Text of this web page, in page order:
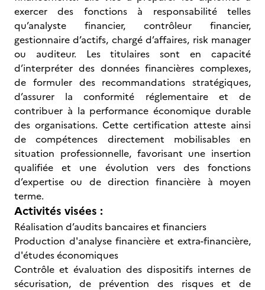
exercer des fonctions à responsabilité telles
qu’analyste financier, contrôleur financier,
gestionnaire d’actifs, chargé d’affaires, risk manager
ou auditeur. Les titulaires sont en capacité
d’interpréter des données financières complexes,
de formuler des recommandations stratégiques,
d’assurer la conformité réglementaire et de
contribuer à la performance économique durable
des organisations. Cette certification atteste ainsi
de compétences directement mobilisables en
situation professionnelle, favorisant une insertion
qualifiée et une évolution vers des fonctions
d’expertise ou de direction financière à moyen
terme.
Activités visées :
Réalisation d’audits bancaires et financiers
Production d'analyse financière et extra-financière,
d'études économiques
Contrôle et évaluation des dispositifs internes de
sécurisation, de prévention des risques et de